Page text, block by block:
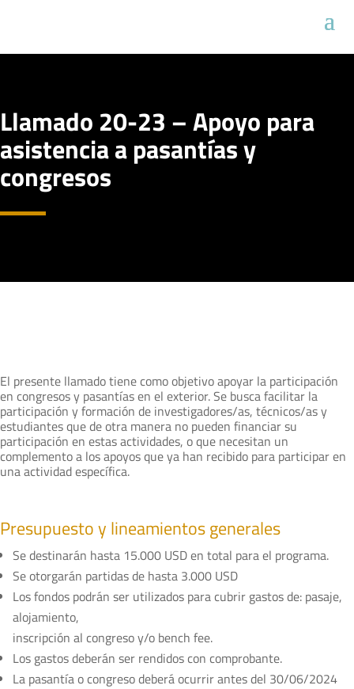
Llamado 20-23 – Apoyo para
asistencia a pasantías y
congresos
El presente llamado tiene como objetivo apoyar la participación
en congresos y pasantías en el exterior. Se busca facilitar la
participación y formación de investigadores/as, técnicos/as y
estudiantes que de otra manera no pueden financiar su
participación en estas actividades, o que necesitan un
complemento a los apoyos que ya han recibido para participar en
una actividad específica.
Presupuesto y lineamientos generales
Se destinarán hasta 15.000 USD en total para el programa.
Se otorgarán partidas de hasta 3.000 USD
Los fondos podrán ser utilizados para cubrir gastos de: pasaje,
alojamiento,
inscripción al congreso y/o bench fee.
Los gastos deberán ser rendidos con comprobante.
La pasantía o congreso deberá ocurrir antes del 30/06/2024